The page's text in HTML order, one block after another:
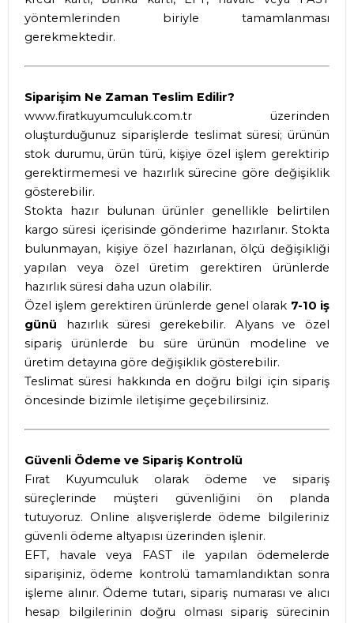
yöntemlerinden biriyle tamamlanması
gerekmektedir.
Siparişim Ne Zaman Teslim Edilir?
www.firatkuyumculuk.com.tr üzerinden
oluşturduğunuz siparişlerde teslimat süresi; ürünün
stok durumu, ürün türü, kişiye özel işlem gerektirip
gerektirmemesi ve hazırlık sürecine göre değişiklik
gösterebilir.
Stokta hazır bulunan ürünler genellikle belirtilen
kargo süresi içerisinde gönderime hazırlanır. Stokta
bulunmayan, kişiye özel hazırlanan, ölçü değişikliği
yapılan veya özel üretim gerektiren ürünlerde
hazırlık süresi daha uzun olabilir.
Özel işlem gerektiren ürünlerde genel olarak 7-10 iş
günü hazırlık süresi gerekebilir. Alyans ve özel
sipariş ürünlerde bu süre ürünün modeline ve
üretim detayına göre değişiklik gösterebilir.
Teslimat süresi hakkında en doğru bilgi için sipariş
öncesinde bizimle iletişime geçebilirsiniz.
Güvenli Ödeme ve Sipariş Kontrolü
Fırat Kuyumculuk olarak ödeme ve sipariş
süreçlerinde müşteri güvenliğini ön planda
tutuyoruz. Online alışverişlerde ödeme bilgileriniz
güvenli ödeme altyapısı üzerinden işlenir.
EFT, havale veya FAST ile yapılan ödemelerde
siparişiniz, ödeme kontrolü tamamlandıktan sonra
işleme alınır. Ödeme tutarı, sipariş numarası ve alıcı
hesap bilgilerinin doğru olması sipariş sürecinin